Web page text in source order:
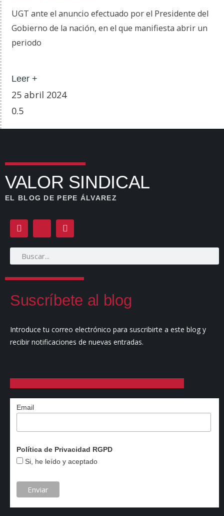
UGT ante el anuncio efectuado por el Presidente del
Gobierno de la nación, en el que manifiesta abrir un
periodo
Leer +
25 abril 2024
VALOR SINDICAL
EL BLOG DE PEPE ÁLVAREZ
Suscríbete al blog
Introduce tu correo electrónico para suscribirte a este blog y
recibir notificaciones de nuevas entradas.
Email
Política de Privacidad RGPD
Si, he leído y aceptado